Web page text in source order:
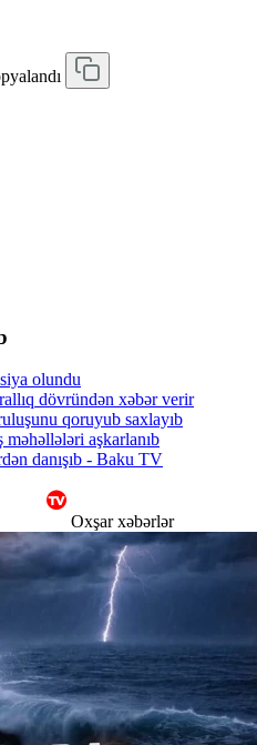
olundu
dövründən xəbər verir
qoruyub saxlayıb
aşkarlanıb
danışıb - Baku TV
Oxşar xəbərlər